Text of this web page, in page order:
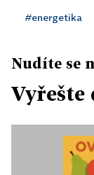
#energetika
Nudíte se
Vyřešte